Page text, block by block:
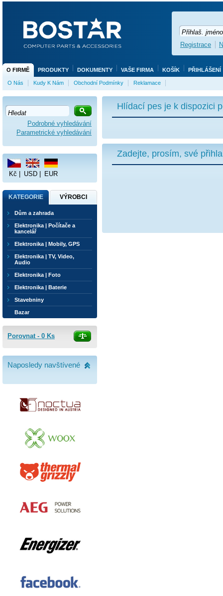
Hlídací pes je k dispozici
Zadejte, prosím, své
Podrobné vyhledávání
Parametrické vyhledávání
Kč USD EUR
KATEGORIE VÝROBCI
Dům a zahrada
Elektronika | Počítače a
kancelář
Elektronika | Mobily, GPS
Elektronika | TV, Video,
Audio
Elektronika | Foto
Elektronika | Baterie
Stavebniny
Bazar
Porovnat - 0 Ks
Naposledy navštívené
O FIRMĚ PRODUKTY DOKUMENTY VAŠE FIRMA KOŠÍK PŘIHLÁŠENÍ
O Nás Kudy K Nám Obchodní Podmínky Reklamace
Registrace